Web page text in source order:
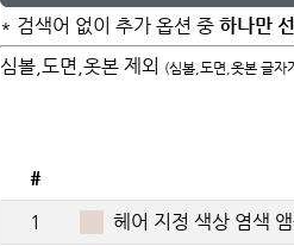
* 검색어 없이 추가 옵션 중 하나만
심볼,도면,옷본 제외
(심볼,도면,옷본 글자
#
1
헤어 지정 색상 염색